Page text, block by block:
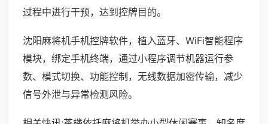
过程中进行干预，达到控牌目的。
沈阳麻将机手机控牌软件，植入蓝牙、WiFi智能程序
模块，绑定手机终端，通过小程序调节机器运行参
数、模式切换、功能控制，无线数据加密传输，减少
信号外泄与异常检测风险。